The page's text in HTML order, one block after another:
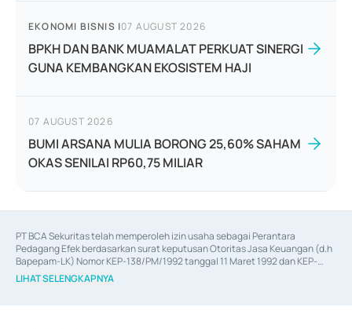
EKONOMI BISNIS |07 AUGUST 2026
BPKH DAN BANK MUAMALAT PERKUAT SINERGI
GUNA KEMBANGKAN EKOSISTEM HAJI
07 AUGUST 2026
BUMI ARSANA MULIA BORONG 25,60% SAHAM
OKAS SENILAI RP60,75 MILIAR
PT BCA Sekuritas telah memperoleh izin usaha sebagai Perantara
Pedagang Efek berdasarkan surat keputusan Otoritas Jasa Keuangan (d.h
Bapepam-LK) Nomor KEP-138/PM/1992 tanggal 11 Maret 1992 dan KEP-
06/D.04/2014 tanggal 28 Februari 2014, izin usaha sebagai Penjamin Emisi
Efek berdasarkan surat keputusan Otoritas Jasa Keuangan Nomor KEP-
LIHAT SELENGKAPNYA